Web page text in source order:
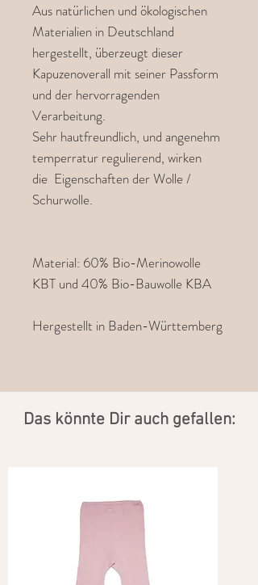
Aus natürlichen und ökologischen
Materialien in Deutschland
hergestellt, überzeugt dieser
Kapuzenoverall mit seiner Passform
und der hervorragenden
Verarbeitung.
Sehr hautfreundlich, und angenehm
temperratur regulierend, wirken
die Eigenschaften der Wolle /
Schurwolle.
Material: 60% Bio-Merinowolle
KBT und 40% Bio-Bauwolle KBA
Hergestellt in Baden-Württemberg
​Das könnte Dir auch gefallen: